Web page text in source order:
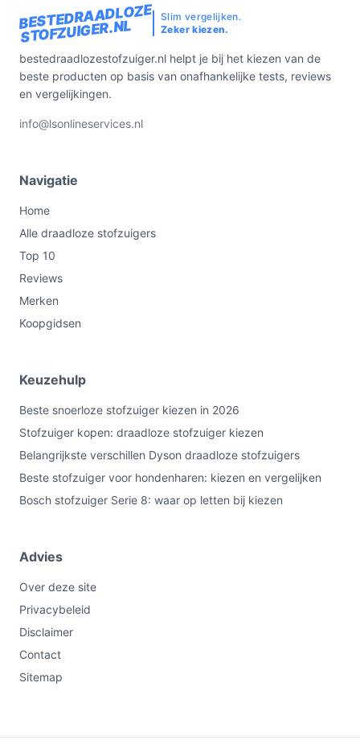
BESTEDRAADLOZE
STOFZUIGER.NL
Slim vergelijken.
Zeker kiezen.
bestedraadlozestofzuiger.nl helpt je bij het kiezen van de
beste producten op basis van onafhankelijke tests, reviews
en vergelijkingen.
info@lsonlineservices.nl
Navigatie
Home
Alle draadloze stofzuigers
Top 10
Reviews
Merken
Koopgidsen
Keuzehulp
Beste snoerloze stofzuiger kiezen in 2026
Stofzuiger kopen: draadloze stofzuiger kiezen
Belangrijkste verschillen Dyson draadloze stofzuigers
Beste stofzuiger voor hondenharen: kiezen en vergelijken
Bosch stofzuiger Serie 8: waar op letten bij kiezen
Advies
Over deze site
Privacybeleid
Disclaimer
Contact
Sitemap